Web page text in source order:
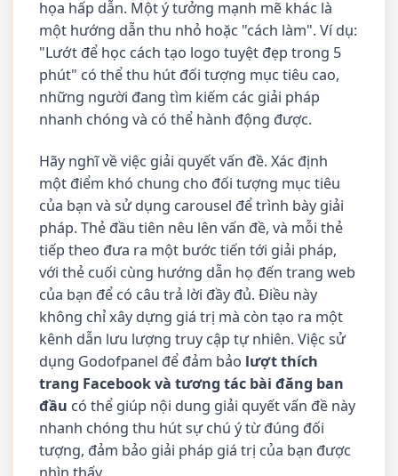
họa hấp dẫn. Một ý tưởng mạnh mẽ khác là
một hướng dẫn thu nhỏ hoặc "cách làm". Ví dụ:
"Lướt để học cách tạo logo tuyệt đẹp trong 5
phút" có thể thu hút đối tượng mục tiêu cao,
những người đang tìm kiếm các giải pháp
nhanh chóng và có thể hành động được.
Hãy nghĩ về việc giải quyết vấn đề. Xác định
một điểm khó chung cho đối tượng mục tiêu
của bạn và sử dụng carousel để trình bày giải
pháp. Thẻ đầu tiên nêu lên vấn đề, và mỗi thẻ
tiếp theo đưa ra một bước tiến tới giải pháp,
với thẻ cuối cùng hướng dẫn họ đến trang web
của bạn để có câu trả lời đầy đủ. Điều này
không chỉ xây dựng giá trị mà còn tạo ra một
kênh dẫn lưu lượng truy cập tự nhiên. Việc sử
dụng Godofpanel để đảm bảo lượt thích
trang Facebook và tương tác bài đăng ban
đầu có thể giúp nội dung giải quyết vấn đề này
nhanh chóng thu hút sự chú ý từ đúng đối
tượng, đảm bảo giải pháp giá trị của bạn được